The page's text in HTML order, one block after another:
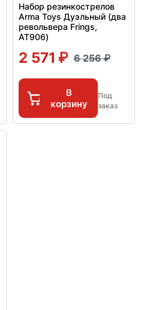
Набор резинкострелов
Arma Toys Дуэльный (два
револьвера Frings,
AT906)
2 571 6 256
В
корзину
Под
заказ